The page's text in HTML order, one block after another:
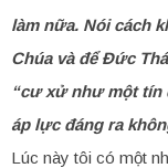
làm nữa. Nói cách
Chúa và để Đức
“cư xử như một tín
áp lực đáng ra
Lúc này tôi có một